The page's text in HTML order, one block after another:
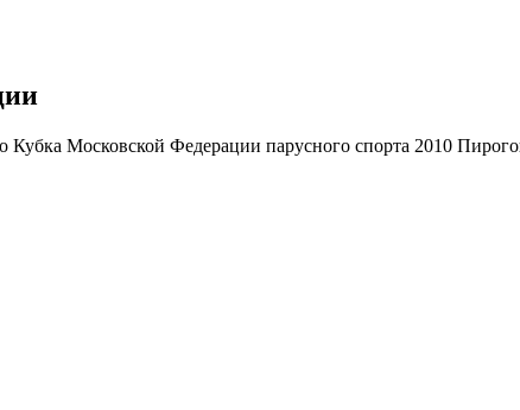
Московской Федерации парусного спорта 2010